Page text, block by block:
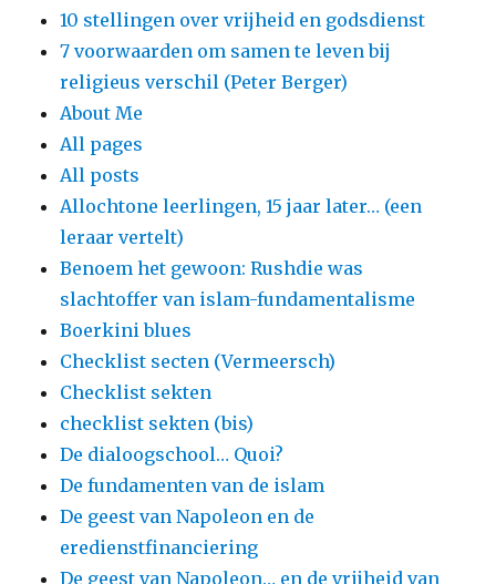
10 stellingen over vrijheid en godsdienst
7 voorwaarden om samen te leven bij
religieus verschil (Peter Berger)
About Me
All pages
All posts
Allochtone leerlingen, 15 jaar later… (een
leraar vertelt)
Benoem het gewoon: Rushdie was
slachtoffer van islam-fundamentalisme
Boerkini blues
Checklist secten (Vermeersch)
Checklist sekten
checklist sekten (bis)
De dialoogschool… Quoi?
De fundamenten van de islam
De geest van Napoleon en de
eredienstfinanciering
De geest van Napoleon… en de vrijheid van